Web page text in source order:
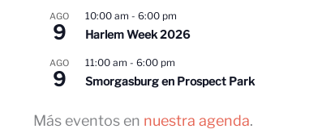
AGO
9
10:00 am - 6:00 pm
Harlem Week 2026
AGO
9
11:00 am - 6:00 pm
Smorgasburg en Prospect Park
Más eventos en nuestra agenda.